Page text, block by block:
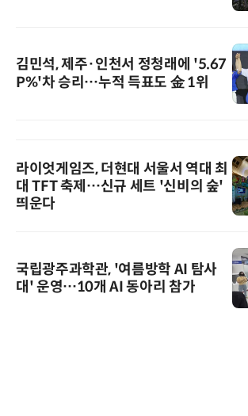
김민석, 제주·인천서 정청래에 '5.67
P%'차 승리…누적 득표도 金 1위
라이엇게임즈, 더현대 서울서 역대 최
대 TFT 축제…신규 세트 '신비의 숲'
띄운다
국립광주과학관, '여름방학 AI 탐사
대' 운영…10개 AI 동아리 참가